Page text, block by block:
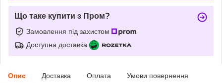
Що таке купити з Пром?
Замовлення під захистом
Доступна доставка
Опис Доставка Оплата Умови повернення